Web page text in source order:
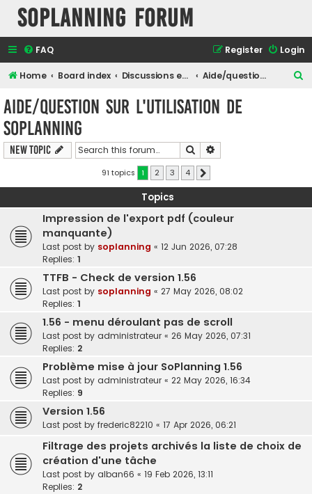
SOPlanning Forum
FAQ Login
Register
Home Board index Discussions en Français Aide/question sur l'utilisation de SOPlanning
Aide/question sur l'utilisation de
SOPlanning
New Topic Search
91 topics 1 2 3 4
Topics
Impression de l'export pdf (couleur
manquante)
Last post by soplanning « 12 Jun 2026, 07:28
Replies: 1
TTFB - Check de version 1.56
Last post by soplanning « 27 May 2026, 08:02
Replies: 1
1.56 - menu déroulant pas de scroll
Last post by administrateur « 26 May 2026, 07:31
Replies: 2
Problème mise à jour SoPlanning 1.56
Last post by administrateur « 22 May 2026, 16:34
Replies: 9
Version 1.56
Last post by frederic82210 « 17 Apr 2026, 06:21
Filtrage des projets archivés la liste de choix de
création d'une tâche
Last post by alban66 « 19 Feb 2026, 13:11
Replies: 2